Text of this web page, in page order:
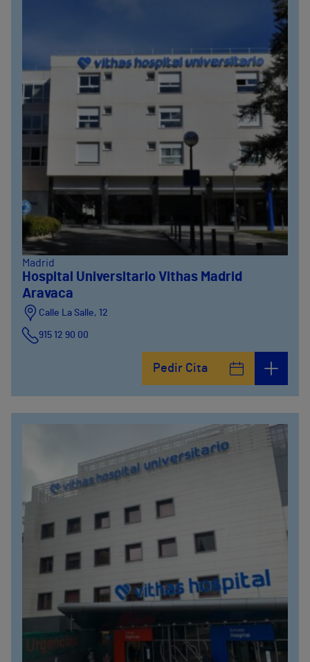
Madrid
Hospital Universitario Vithas Madrid
Aravaca
Calle La Salle, 12
915 12 90 00
Pedir Cita